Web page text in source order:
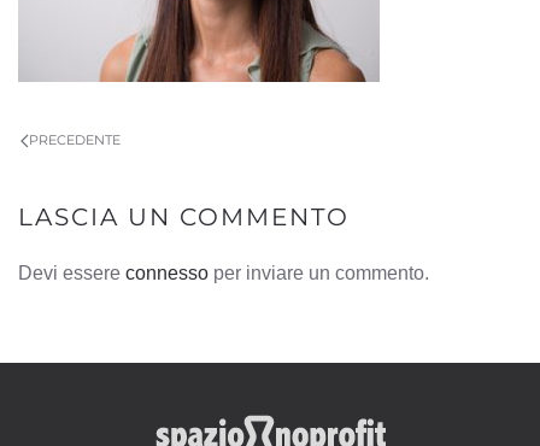
PRECEDENTE
LASCIA UN COMMENTO
Devi essere connesso per inviare un commento.